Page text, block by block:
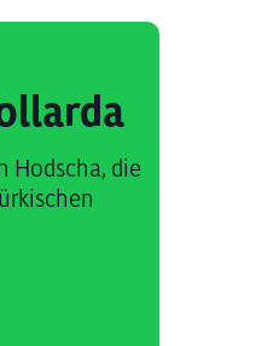
Hodscha, die